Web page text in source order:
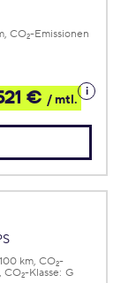
CO2-Emissionen
€ / mtl.
Details
zum
km CO2-
CO2-Klasse: G